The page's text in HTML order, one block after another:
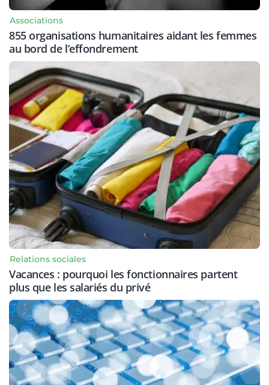
Associations
855 organisations humanitaires aidant les femmes
au bord de l’effondrement
Relations sociales
Vacances : pourquoi les fonctionnaires partent
plus que les salariés du privé